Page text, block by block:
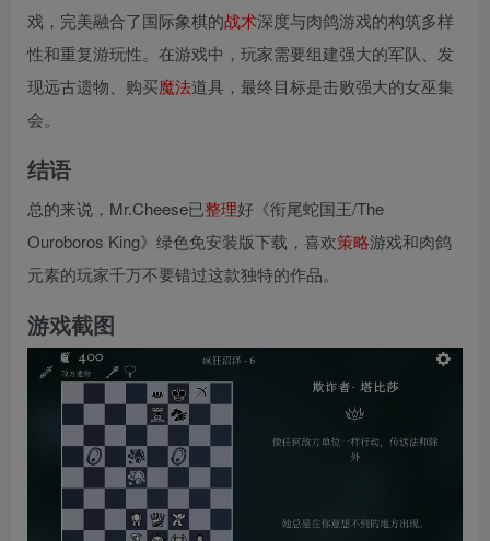
戏，完美融合了国际象棋的战术深度与肉鸽游戏的构筑多样
性和重复游玩性。在游戏中，玩家需要组建强大的军队、发
现远古遗物、购买魔法道具，最终目标是击败强大的女巫集
会。
结语
总的来说，Mr.Cheese已整理好《衔尾蛇国王/The
Ouroboros King》绿色免安装版下载，喜欢策略游戏和肉鸽
元素的玩家千万不要错过这款独特的作品。
游戏截图